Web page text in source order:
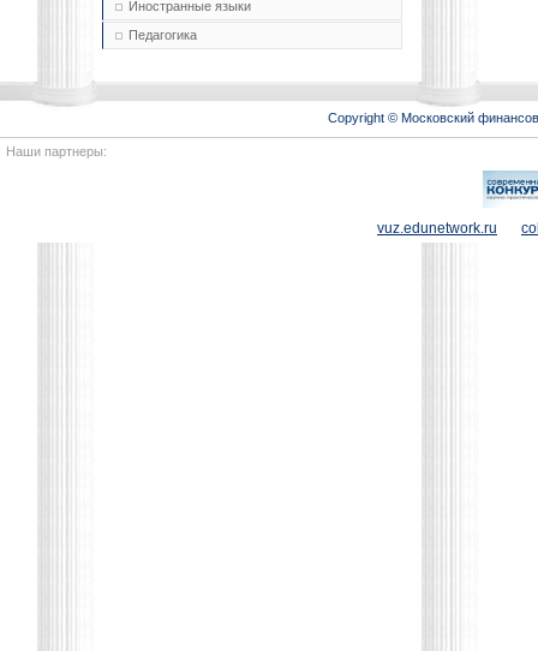
Иностранные языки
Педагогика
Copyright © Московский
Наши партнеры:
vuz.edunetwork.ru